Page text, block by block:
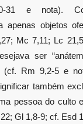
31 e nota).
apenas objetos
Mc 7,11; Lc
ser
(cf. Rm 9,2-5 e
também
pessoa do culto
Gl 1,8-9; cf. Esd